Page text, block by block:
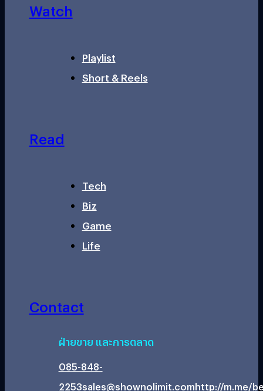
Watch
Playlist
Short & Reels
Read
Tech
Biz
Game
Life
Contact
ฝ่ายขาย และการตลาด
085-848-
2253sales@shownolimit.comhttp://m.me/